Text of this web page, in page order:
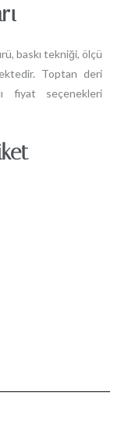
baskı tekniği, ölçü
Toptan deri
fiyat seçenekleri